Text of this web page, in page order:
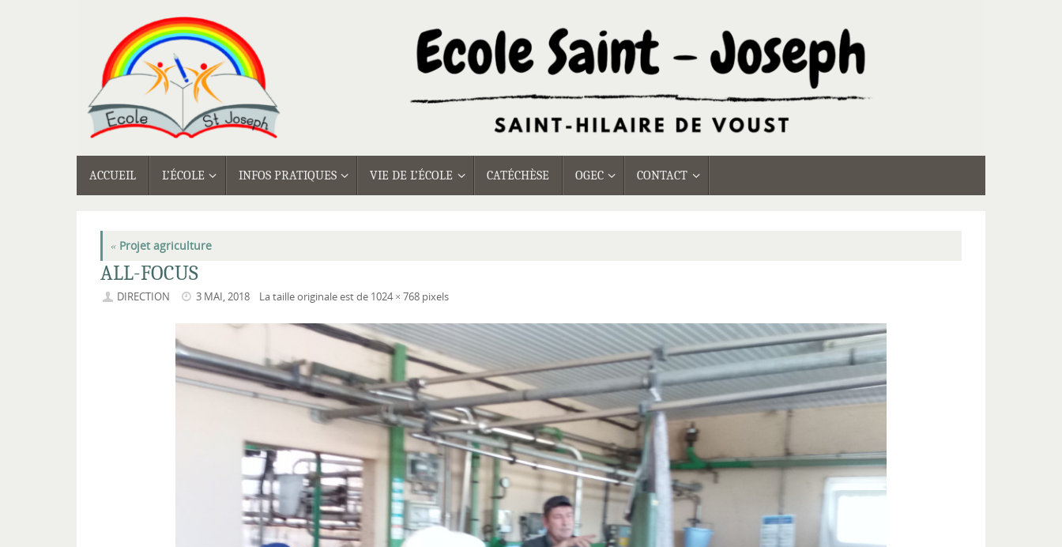
AU
CONTENU
ACCUEIL L’ÉCOLE INFOS PRATIQUES VIE DE L’ÉCOLE CATÉCHÈSE OGEC CONTACT
« Projet agriculture
ALL-FOCUS
DIRECTION 3 MAI, 2018 La taille originale est de 1024 × 768 pixels